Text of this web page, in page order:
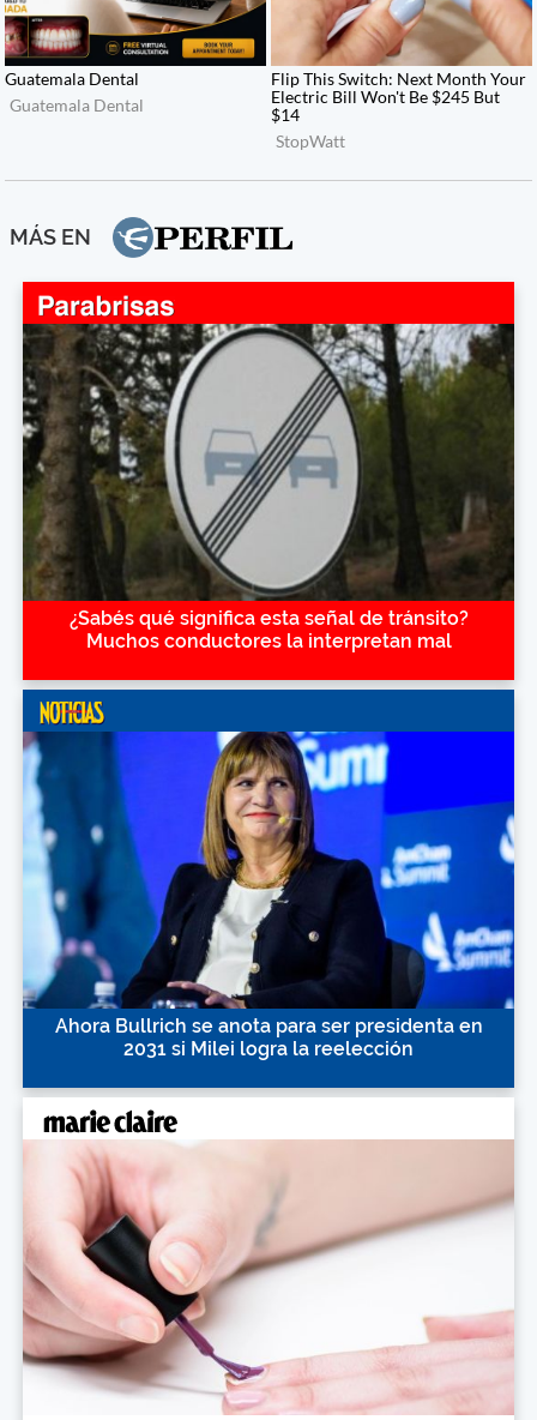
MÁS EN
¿Sabés qué significa esta señal de tránsito?
Muchos conductores la interpretan mal
Ahora Bullrich se anota para ser presidenta en
2031 si Milei logra la reelección